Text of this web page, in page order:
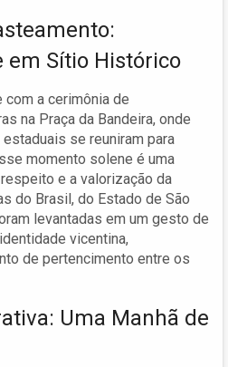
em Sítio Histórico
a cerimônia de
na Praça da Bandeira, onde
se reuniram para
momento solene é uma
e a valorização da
do Brasil, do Estado de São
levantadas em um gesto de
vicentina,
de pertencimento entre os
Uma Manhã de